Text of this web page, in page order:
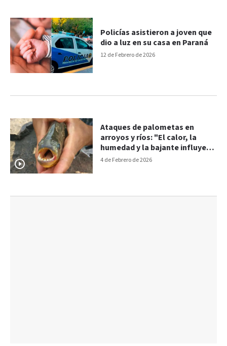
12 de Febrero de 2026
Policías asistieron a joven que
dio a luz en su casa en Paraná
4 de Febrero de 2026
Ataques de palometas en
arroyos y ríos: "El calor, la
humedad y la bajante influyen
en su aparición"